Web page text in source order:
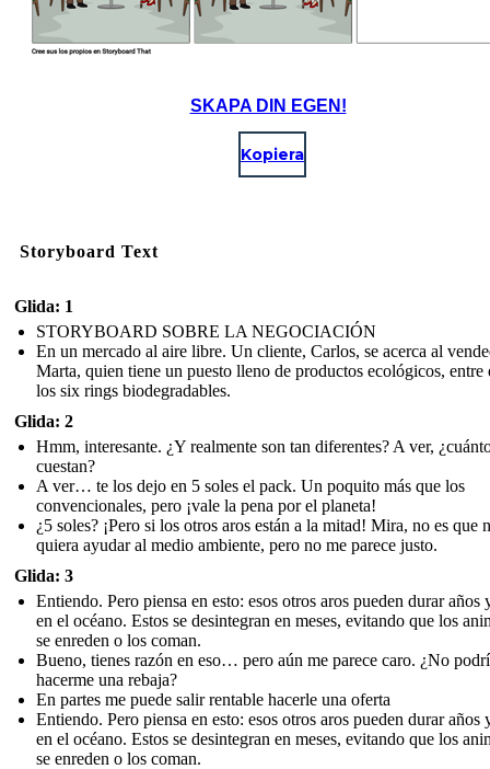
SKAPA DIN EGEN!
Kopiera
Storyboard Text
Glida: 1
STORYBOARD SOBRE LA NEGOCIACIÓN
En un mercado al aire libre. Un cliente, Carlos, se acerca al
Marta, quien tiene un puesto lleno de productos ecológicos, entre
los six rings biodegradables.
Glida: 2
Hmm, interesante. ¿Y realmente son tan diferentes? A ver,
cuestan?
A ver… te los dejo en 5 soles el pack. Un poquito más que los
convencionales, pero ¡vale la pena por el planeta!
¿5 soles? ¡Pero si los otros aros están a la mitad! Mira, no es que
quiera ayudar al medio ambiente, pero no me parece justo.
Glida: 3
Entiendo. Pero piensa en esto: esos otros aros pueden durar años
en el océano. Estos se desintegran en meses, evitando que los
se enreden o los coman.
Bueno, tienes razón en eso… pero aún me parece caro. ¿No
hacerme una rebaja?
En partes me puede salir rentable hacerle una oferta
Entiendo. Pero piensa en esto: esos otros aros pueden durar años
en el océano. Estos se desintegran en meses, evitando que los
se enreden o los coman.